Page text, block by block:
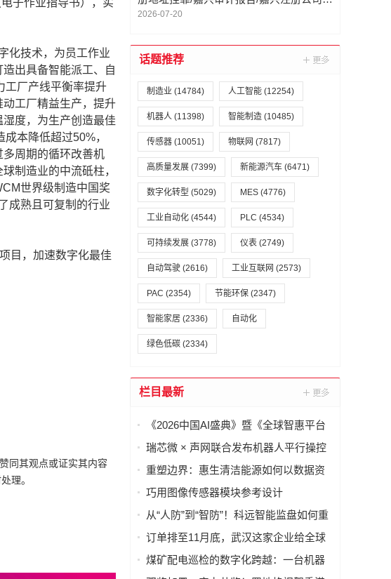
化技术，为员工作业
出具备智能派工、自
工厂产线平衡率提升
工厂精益生产，提升
度，为生产创造最佳
本降低超过50%，
周期的循环改善机
制造业的中流砥柱，
世界级制造中国奖
成熟且可复制的行业
目，加速数字化最佳
同其观点或证实其内容
理。
嘉兴会计公司，嘉兴财务公司哪家好
2026-07-20
话题推荐
制造业 (14784) 人工智能 (12254)
机器人 (11398) 智能制造 (10485)
传感器 (10051) 物联网 (7817)
高质量发展 (7399) 新能源汽车 (6471)
数字化转型 (5029) MES (4776)
工业自动化 (4544) PLC (4534)
可持续发展 (3778) 仪表 (2749)
自动驾驶 (2616) 工业互联网 (2573)
PAC (2354) 节能环保 (2347)
智能家居 (2336) 自动化
绿色低碳 (2334)
栏目最新
《2026中国AI盛典》暨《全球智惠平台
·AI语料场景合作清单》在上海启动
瑞芯微 × 声网联合发布机器人平行操控
一体化解决方案
重塑边界：惠生清洁能源如何以数据资
产重构海外工程交付
巧用图像传感器模块参考设计
（PRISM），简化成像设备从设计到制
从“人防”到“智防”！科远智能监盘如何重
塑火电运行新范式
订单排至11月底，武汉这家企业给全球
40多国电力设备做“CT”
煤矿配电巡检的数字化跨越：一台机器
人如何改变“抄表”这件小事